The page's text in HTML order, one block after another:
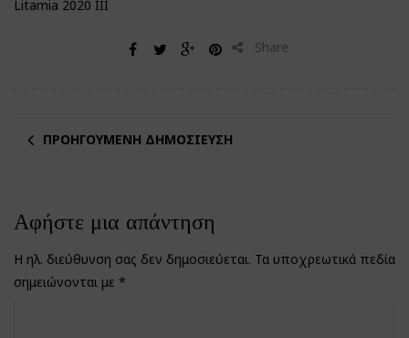
Litamia 2020 III
Share
ΠΡΟΗΓΟΎΜΕΝΗ ΔΗΜΟΣΊΕΥΣΗ
Αφήστε μια απάντηση
Η ηλ. διεύθυνση σας δεν δημοσιεύεται. Τα υποχρεωτικά πεδία
σημειώνονται με *